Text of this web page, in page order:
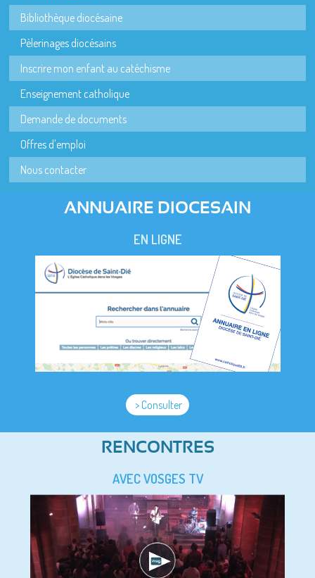
Bibliothèque diocésaine
Pèlerinages diocésains
Inscrire mon enfant au catéchisme
Enseignement catholique
Demande de documents
Offres d'emploi
Nous contacter
ANNUAIRE DIOCESAIN
EN LIGNE
> Consulter
RENCONTRES
AVEC VOSGES TV